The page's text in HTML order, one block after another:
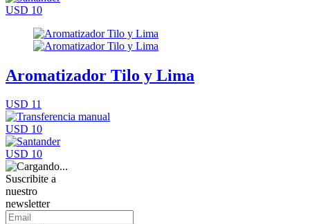
USD 10
Aromatizador Tilo y Lima
USD 11
USD 10
USD 10
Suscribite a
nuestro
newsletter